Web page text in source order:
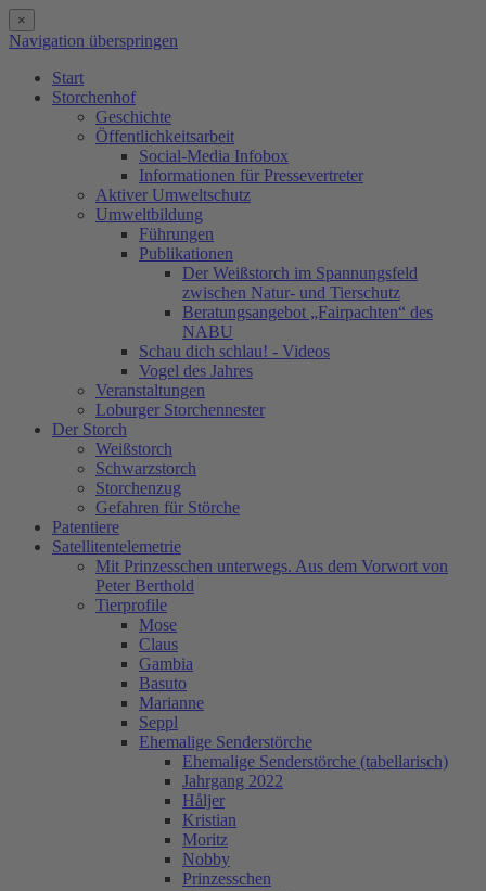
×
Navigation überspringen
Start
Storchenhof
Geschichte
Öffentlichkeitsarbeit
Social-Media Infobox
Informationen für Pressevertreter
Aktiver Umweltschutz
Umweltbildung
Führungen
Publikationen
Der Weißstorch im Spannungsfeld
zwischen Natur- und Tierschutz
Beratungsangebot „Fairpachten“ des
NABU
Schau dich schlau! - Videos
Vogel des Jahres
Veranstaltungen
Loburger Storchennester
Der Storch
Weißstorch
Schwarzstorch
Storchenzug
Gefahren für Störche
Patentiere
Satellitentelemetrie
Mit Prinzesschen unterwegs. Aus dem Vorwort von
Peter Berthold
Tierprofile
Mose
Claus
Gambia
Basuto
Marianne
Seppl
Ehemalige Senderstörche
Ehemalige Senderstörche (tabellarisch)
Jahrgang 2022
Håljer
Kristian
Moritz
Nobby
Prinzesschen